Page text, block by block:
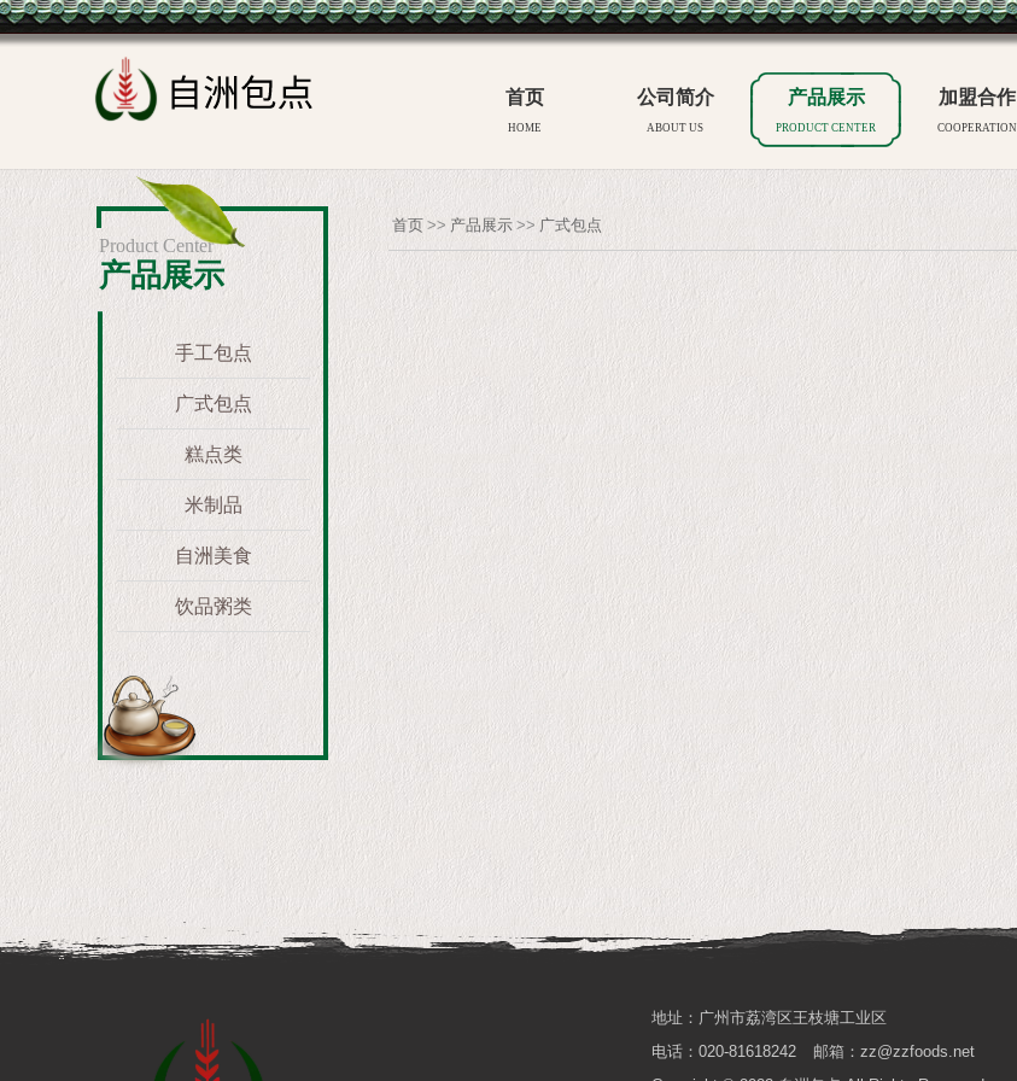
首页
HOME
公司简介
ABOUT US
产品展示
PRODUCT CENTER
加盟合作
COOPERATION
Product Center
产品展示
手工包点
广式包点
糕点类
米制品
自洲美食
饮品粥类
首页 >> 产品展示 >> 广式包点
地址：广州市荔湾区王枝塘工业区
电话：020-81618242
邮箱：zz@zzfoods.net